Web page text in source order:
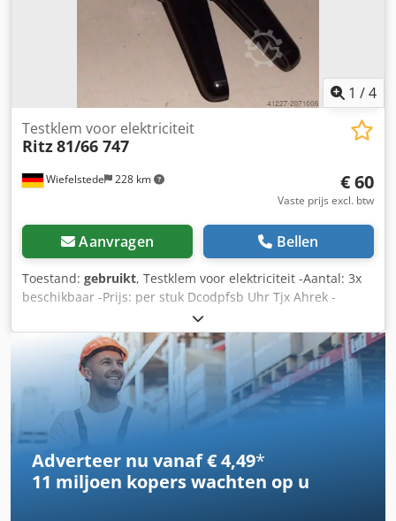
informatie nodig heeft, kunt u ons een bericht sturen of
bellen. Dcedpfxjzpvz Hj Ahrok
1 /4
Wiefelstede 228 km
Testklem voor elektriciteit
Ritz81/66 747
€ 60
Vaste prijs excl. btw
Aanvragen Bellen
Toestand: gebruikt, Testklem voor elektriciteit -Aantal: 3x
beschikbaar -Prijs: per stuk Dcodpfsb Uhr Tjx Ahrek -
Adverteer nu vanaf € 4,49*
11 miljoen koperswachten op u